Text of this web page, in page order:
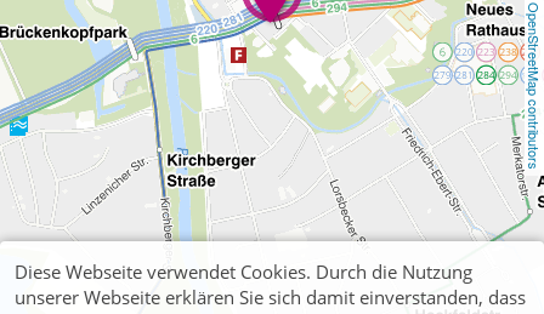
OpenStreetMap contributors
Diese Webseite verwendet Cookies. Durch die Nutzung
unserer Webseite erklären Sie sich damit einverstanden, dass